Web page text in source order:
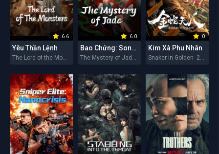
6.6
Yêu Thần Lệnh
The Lord of the Monsters 2026
6.0
Bao Chửng: Song Ngư Quỷ Sự
The Mystery of Jade 2026
0
Kim Xà Phu Nhân
Snaker in Golden 2026